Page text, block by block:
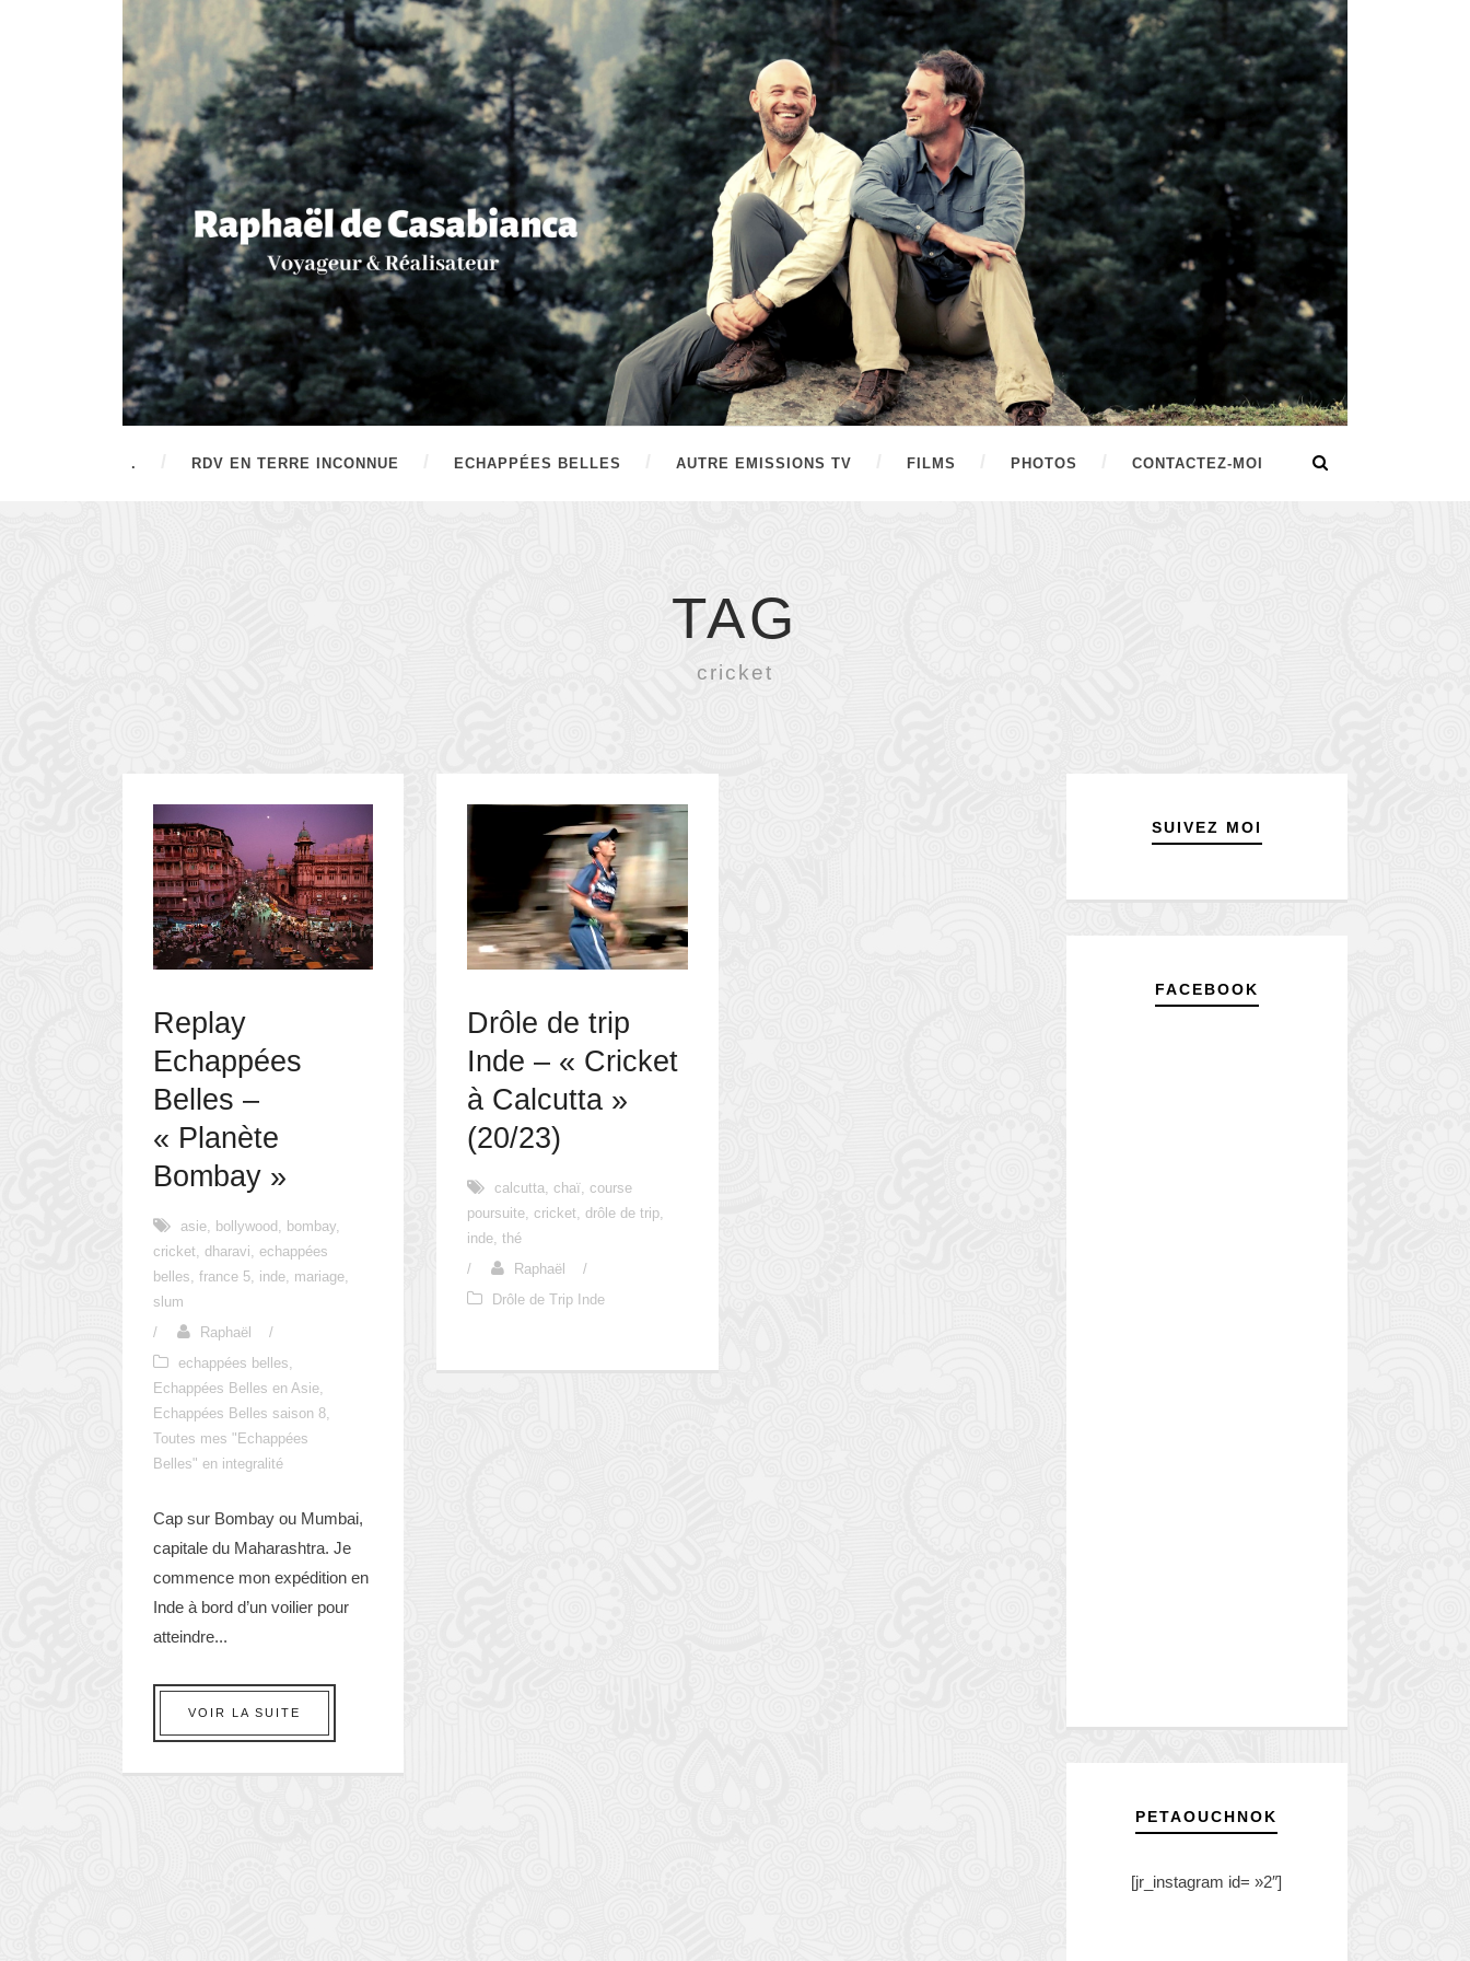
. RDV EN TERRE INCONNUE ECHAPPÉES BELLES AUTRE EMISSIONS TV FILMS PHOTOS CONTACTEZ-MOI
TAG
cricket
Replay
Echappées
Belles –
« Planète
Bombay »
asie bollywood bombay
cricket dharavi echappées
belles france 5 inde mariage
slum
/
Raphaël
/
echappées belles
Echappées Belles en Asie
Echappées Belles saison 8
Toutes mes "Echappées
Belles" en integralité
Cap sur Bombay ou Mumbai,
capitale du Maharashtra. Je
commence mon expédition en
Inde à bord d’un voilier pour
atteindre...
VOIR LA SUITE
Drôle de trip
Inde – « Cricket
à Calcutta »
(20/23)
calcutta chaï course
poursuite cricket drôle de trip
inde thé
/
Raphaël
/
Drôle de Trip Inde
SUIVEZ MOI
FACEBOOK
PETAOUCHNOK
[jr_instagram id= »2″]